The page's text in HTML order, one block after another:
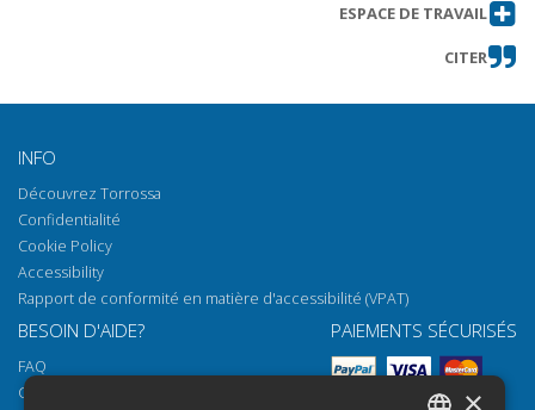
ESPACE DE TRAVAIL
CITER
INFO
Découvrez Torrossa
Confidentialité
Cookie Policy
Accessibility
Rapport de conformité en matière d'accessibilité (VPAT)
BESOIN D'AIDE?
FAQ
Comment ouvrir nos documents
PAIEMENTS SÉCURISÉS
×